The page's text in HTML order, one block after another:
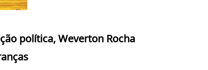
política, Weverton Rocha